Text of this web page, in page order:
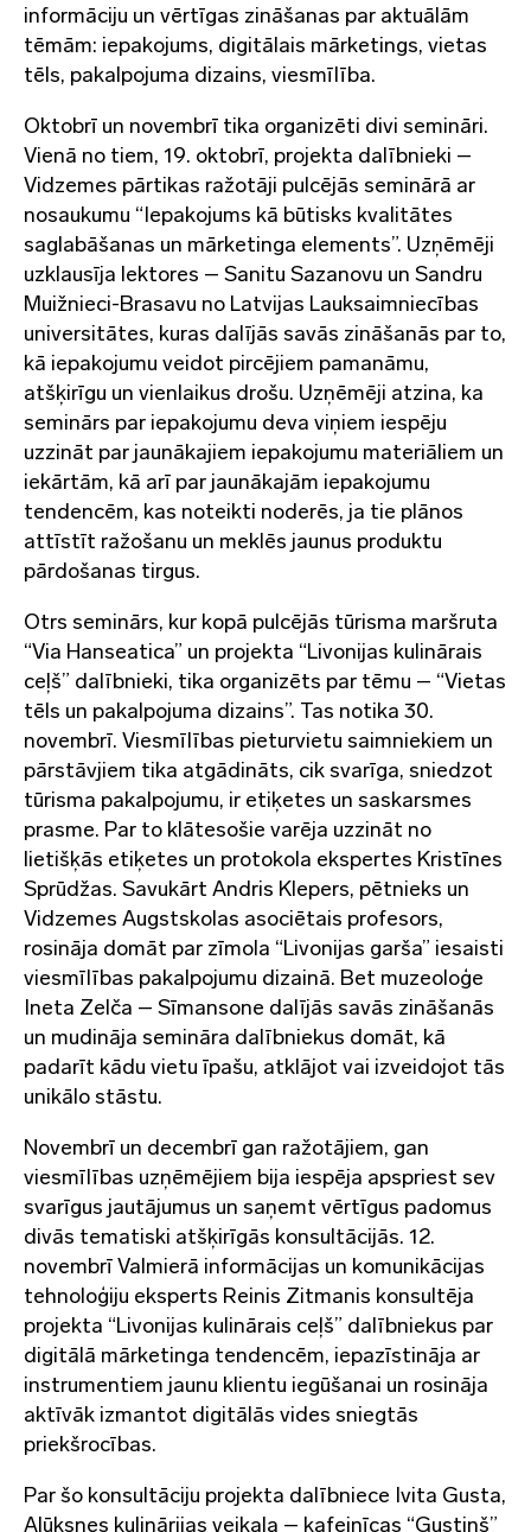
informāciju un vērtīgas zināšanas par aktuālām
tēmām: iepakojums, digitālais mārketings, vietas
tēls, pakalpojuma dizains, viesmīlība.
Oktobrī un novembrī tika organizēti divi semināri.
Vienā no tiem, 19. oktobrī, projekta dalībnieki –
Vidzemes pārtikas ražotāji pulcējās seminārā ar
nosaukumu “Iepakojums kā būtisks kvalitātes
saglabāšanas un mārketinga elements”. Uzņēmēji
uzklausīja lektores – Sanitu Sazanovu un Sandru
Muižnieci-Brasavu no Latvijas Lauksaimniecības
universitātes, kuras dalījās savās zināšanās par to,
kā iepakojumu veidot pircējiem pamanāmu,
atšķirīgu un vienlaikus drošu. Uzņēmēji atzina, ka
seminārs par iepakojumu deva viņiem iespēju
uzzināt par jaunākajiem iepakojumu materiāliem un
iekārtām, kā arī par jaunākajām iepakojumu
tendencēm, kas noteikti noderēs, ja tie plānos
attīstīt ražošanu un meklēs jaunus produktu
pārdošanas tirgus.
Otrs seminārs, kur kopā pulcējās tūrisma maršruta
“Via Hanseatica” un projekta “Livonijas kulinārais
ceļš” dalībnieki, tika organizēts par tēmu – “Vietas
tēls un pakalpojuma dizains”. Tas notika 30.
novembrī. Viesmīlības pieturvietu saimniekiem un
pārstāvjiem tika atgādināts, cik svarīga, sniedzot
tūrisma pakalpojumu, ir etiķetes un saskarsmes
prasme. Par to klātesošie varēja uzzināt no
lietišķās etiķetes un protokola ekspertes Kristīnes
Sprūdžas. Savukārt Andris Klepers, pētnieks un
Vidzemes Augstskolas asociētais profesors,
rosināja domāt par zīmola “Livonijas garša” iesaisti
viesmīlības pakalpojumu dizainā. Bet muzeoloģe
Ineta Zelča – Sīmansone dalījās savās zināšanās
un mudināja semināra dalībniekus domāt, kā
padarīt kādu vietu īpašu, atklājot vai izveidojot tās
unikālo stāstu.
Novembrī un decembrī gan ražotājiem, gan
viesmīlības uzņēmējiem bija iespēja apspriest sev
svarīgus jautājumus un saņemt vērtīgus padomus
divās tematiski atšķirīgās konsultācijās. 12.
novembrī Valmierā informācijas un komunikācijas
tehnoloģiju eksperts Reinis Zitmanis konsultēja
projekta “Livonijas kulinārais ceļš” dalībniekus par
digitālā mārketinga tendencēm, iepazīstināja ar
instrumentiem jaunu klientu iegūšanai un rosināja
aktīvāk izmantot digitālās vides sniegtās
priekšrocības.
Par šo konsultāciju projekta dalībniece Ivita Gusta,
Alūksnes kulinārijas veikala – kafejnīcas “Gustiņš”